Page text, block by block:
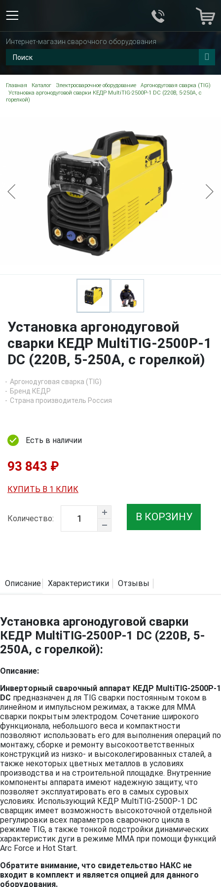
Интернет-магазин сварочного оборудования
Главная Каталог Электросварочное оборудование
Аргонодуговая сварка (TIG)
Установка аргонодуговой сварки КЕДР MultiTIG-2500P-1 DC (220В, 5-250А, с
горелкой)
Установка аргонодуговой
сварки КЕДР MultiTIG-2500P-1
DC (220В, 5-250А, с горелкой)
Аргонодуговая сварка (TIG)
Бренд КЕДР
Страна производитель Россия
Есть в наличии
93 843 ₽
КУПИТЬ В 1 КЛИК
Количество: В КОРЗИНУ
Описание Характеристики Отзывы
Установка аргонодуговой сварки
КЕДР MultiTIG-2500P-1 DC (220В, 5-
250А, с горелкой):
Описание:
Инверторный сварочный аппарат КЕДР MultiTIG-2500P-1
DC предназначен д ля TIG сварки постоянным током в
линейном и импульсном режимах, а также для ММА
сварки покрытым электродом. Сочетание широкого
функционала, небольшого веса и компактности
позволяют использовать его для выполнения операций по
монтажу, сборке и ремонту высокоответственных
конструкций из низко- и высоколегированных сталей, а
также некоторых цветных металлов в условиях
производства и на строительной площадке. Внутренние
компоненты аппарата имеют надежную защиту, что
позволяет эксплуатировать его в самых суровых
условиях. Использующий КЕДР MultiTIG-2500P-1 DC
сварщик имеет возможность высокоточной отдельной
регулировки всех параметров сварочного цикла в
режиме TIG, а также тонкой подстройки динамических
характеристик дуги в режиме ММА при помощи функций
Arc Force и Hot Start.
Обратите внимание, что свидетельство НАКС не
входит в комплект и является опцией для данного
оборудования.